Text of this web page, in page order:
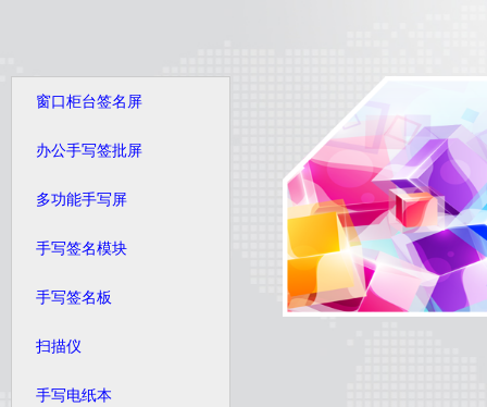
窗口柜台签名屏
办公手写签批屏
多功能手写屏
手写签名模块
手写签名板
扫描仪
手写电纸本